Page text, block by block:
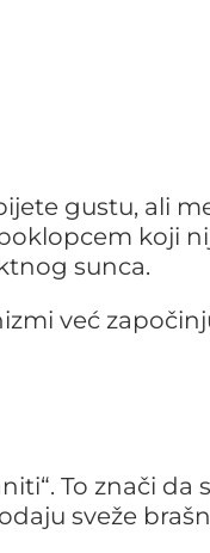
gustu, ali
koji
sunca.
već
To znači da
sveže